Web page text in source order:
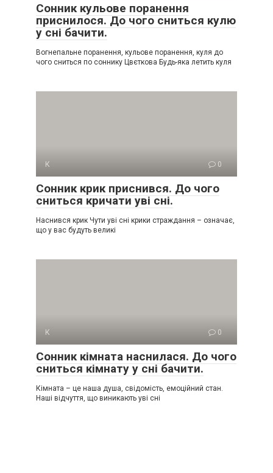
Сонник кульове поранення
приснилося. До чого сниться кулю
у сні бачити.
Вогнепальне поранення, кульове поранення, куля до
чого сниться по соннику Цвєткова Будь-яка летить куля
К 0
Сонник крик приснився. До чого
сниться кричати уві сні.
Наснився крик Чути уві сні крики страждання – означає,
що у вас будуть великі
К 0
Сонник кімната наснилася. До чого
сниться кімнату у сні бачити.
Кімната – це наша душа, свідомість, емоційний стан.
Наші відчуття, що виникають уві сні